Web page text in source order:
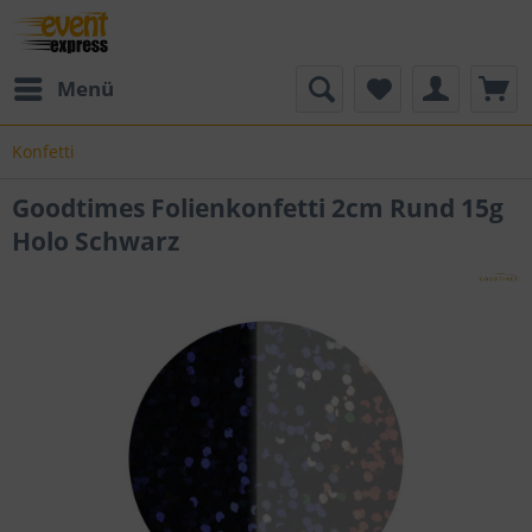
Menü
Konfetti
Goodtimes Folienkonfetti 2cm Rund 15g
Holo Schwarz